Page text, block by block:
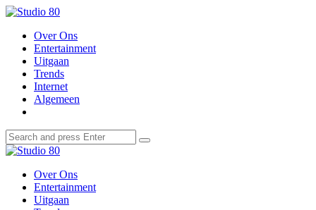
Menu
Over Ons
Entertainment
Uitgaan
Trends
Internet
Algemeen
Search
for:
Search
Over Ons
Entertainment
Uitgaan